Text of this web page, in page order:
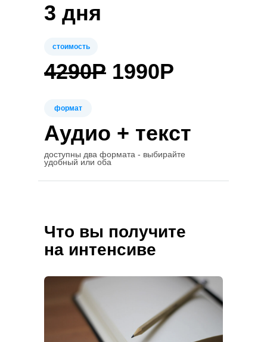
3 дня
Аудио + текст
доступны два формата - выбирайте
удобный или оба
формат
4290Р 1990Р
стоимость
Что вы получите
на интенсиве